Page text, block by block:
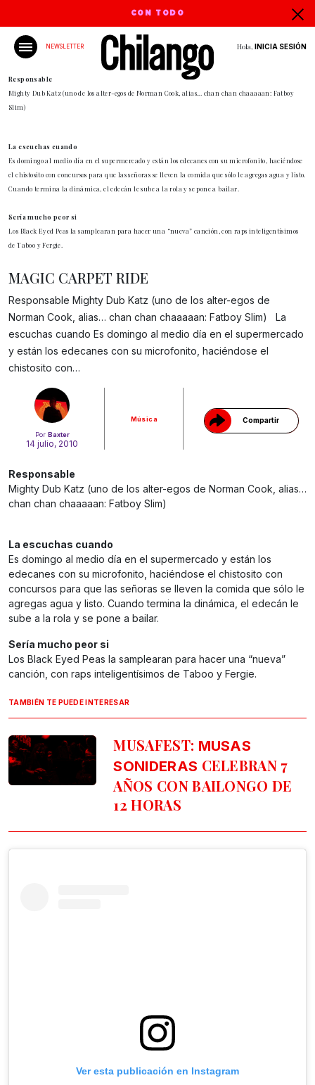
CON TODO
NEWSLETTER Hola, INICIA SESIÓN
Responsable
Mighty Dub Katz (uno de los alter-egos de Norman Cook, alias... chan chan chaaaaan: Fatboy
Slim)
La escuchas cuando
Es domingo al medio día en el supermercado y están los edecanes con su microfonito, haciéndose
el chistosito con concursos para que las señoras se lleven la comida que sólo le agregas agua y listo.
Cuando termina la dinámica, el edecán le sube a la rola y se pone a bailar.
Sería mucho peor si
Los Black Eyed Peas la samplearan para hacer una “nueva” canción, con raps inteligentísimos
de Taboo y Fergie.
Por Baxter
14 julio, 2010
Música Compartir
Gracias!
MAGIC CARPET RIDE
Responsable Mighty Dub Katz (uno de los alter-egos de
Norman Cook, alias… chan chan chaaaaan: Fatboy Slim) La
escuchas cuando Es domingo al medio día en el supermercado
y están los edecanes con su microfonito, haciéndose el
chistosito con…
Responsable
Mighty Dub Katz (uno de los alter-egos de Norman Cook, alias…
chan chan chaaaaan: Fatboy Slim)
La escuchas cuando
Es domingo al medio día en el supermercado y están los
edecanes con su microfonito, haciéndose el chistosito con
concursos para que las señoras se lleven la comida que sólo le
agregas agua y listo. Cuando termina la dinámica, el edecán le
sube a la rola y se pone a bailar.
Sería mucho peor si
Los Black Eyed Peas la samplearan para hacer una “nueva”
canción, con raps inteligentísimos de Taboo y Fergie.
TAMBIÉN TE PUEDE INTERESAR
MUSAFEST: MUSAS
SONIDERAS CELEBRAN 7
AÑOS CON BAILONGO DE
12 HORAS
Ver esta publicación en Instagram